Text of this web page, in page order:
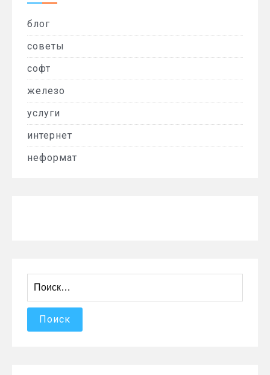
блог
советы
софт
железо
услуги
интернет
неформат